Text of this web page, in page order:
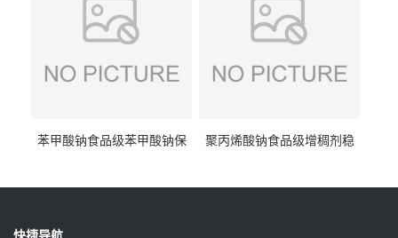
苯甲酸钠食品级苯甲酸钠保
聚丙烯酸钠食品级增稠剂稳